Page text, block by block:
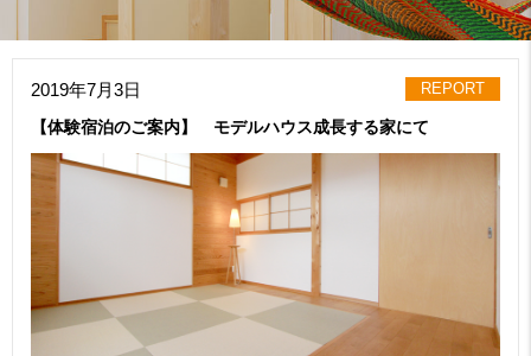
2019年7月3日 REPORT
【体験宿泊のご案内】 モデルハウス成長する家にて